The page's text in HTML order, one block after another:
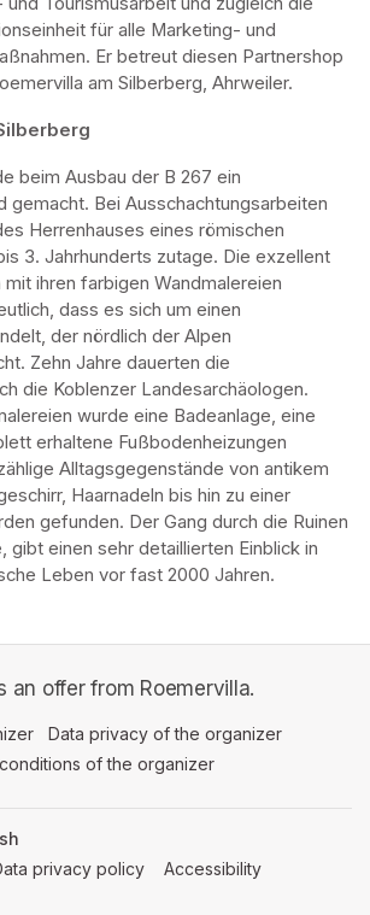
für alle Marketing- und
Er betreut diesen Partnershop
am Silberberg, Ahrweiler.
beim Ausbau der B 267 ein
gemacht. Bei Ausschachtungsarbeiten
Herrenhauses eines römischen
3. Jahrhunderts zutage. Die exzellent
ihren farbigen Wandmalereien
dass es sich um einen
der nördlich der Alpen
Zehn Jahre dauerten die
die Koblenzer Landesarchäologen.
wurde eine Badeanlage, eine
erhaltene Fußbodenheizungen
Alltagsgegenstände von antikem
Haarnadeln bis hin zu einer
gefunden. Der Gang durch die Ruinen
gibt einen sehr detaillierten Einblick in
Leben vor fast 2000 Jahren.
an offer from Roemervilla.
(opens in a new tab)
Data privacy of the organizer
of the organizer
LANGUAGE
in a new tab)
privacy policy (opens in a new tab)
Accessibility